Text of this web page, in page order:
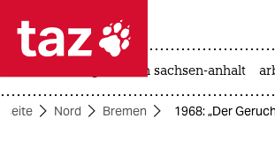
 taz zahl ich
taz zahl ich
landtagswahl in sachsen-anhalt
Nord Bremen 1968: „Der